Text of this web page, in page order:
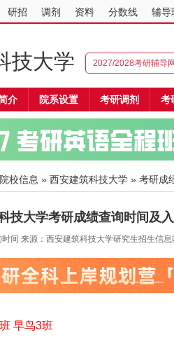
研招 调剂 资料 分数线 辅导
技大学 2027/2028考研辅导
介 院系设置 考研调剂 考
院校信息 » 西安建筑科技大学 » 考研成
技大学考研成绩查询时间及
间 来源：西安建筑科技大学研究生招生信
早鸟3班